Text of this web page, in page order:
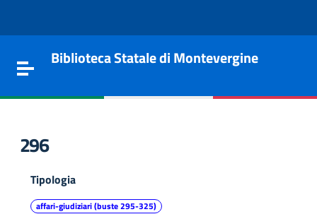
Toggle navigation
Biblioteca Statale di Montevergine
296
Tipologia
affari-giudiziari (buste 295-325)